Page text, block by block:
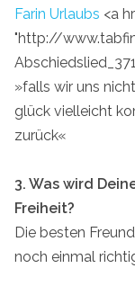
Farin Urlaubs <a
"http://
»falls wir uns
glück vielleicht
zurück«
3. Was wird
Freiheit?
Die besten
noch einmal